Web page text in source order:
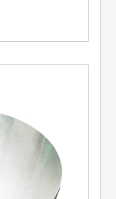
переработки
они